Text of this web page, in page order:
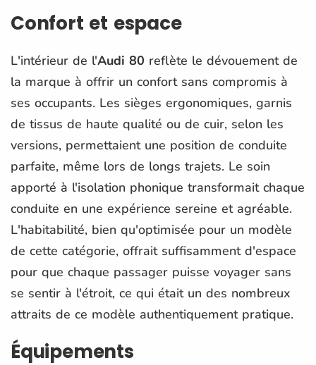
Confort et espace
L'intérieur de l'Audi 80 reflète le dévouement de
la marque à offrir un confort sans compromis à
ses occupants. Les sièges ergonomiques, garnis
de tissus de haute qualité ou de cuir, selon les
versions, permettaient une position de conduite
parfaite, même lors de longs trajets. Le soin
apporté à l'isolation phonique transformait chaque
conduite en une expérience sereine et agréable.
L'habitabilité, bien qu'optimisée pour un modèle
de cette catégorie, offrait suffisamment d'espace
pour que chaque passager puisse voyager sans
se sentir à l'étroit, ce qui était un des nombreux
attraits de ce modèle authentiquement pratique.
Équipements